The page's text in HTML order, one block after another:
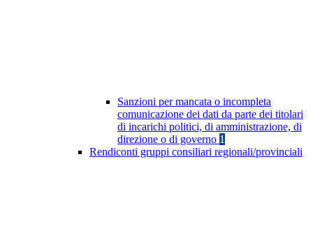
Sanzioni per mancata o incompleta
comunicazione dei dati da parte dei titolari
di incarichi politici, di amministrazione, di
direzione o di governo 1
Rendiconti gruppi consiliari regionali/provinciali